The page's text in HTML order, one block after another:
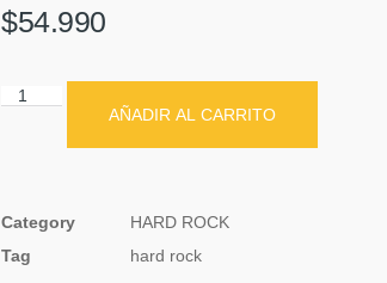
$54.990
AÑADIR AL CARRITO
Category
HARD ROCK
Tag
hard rock